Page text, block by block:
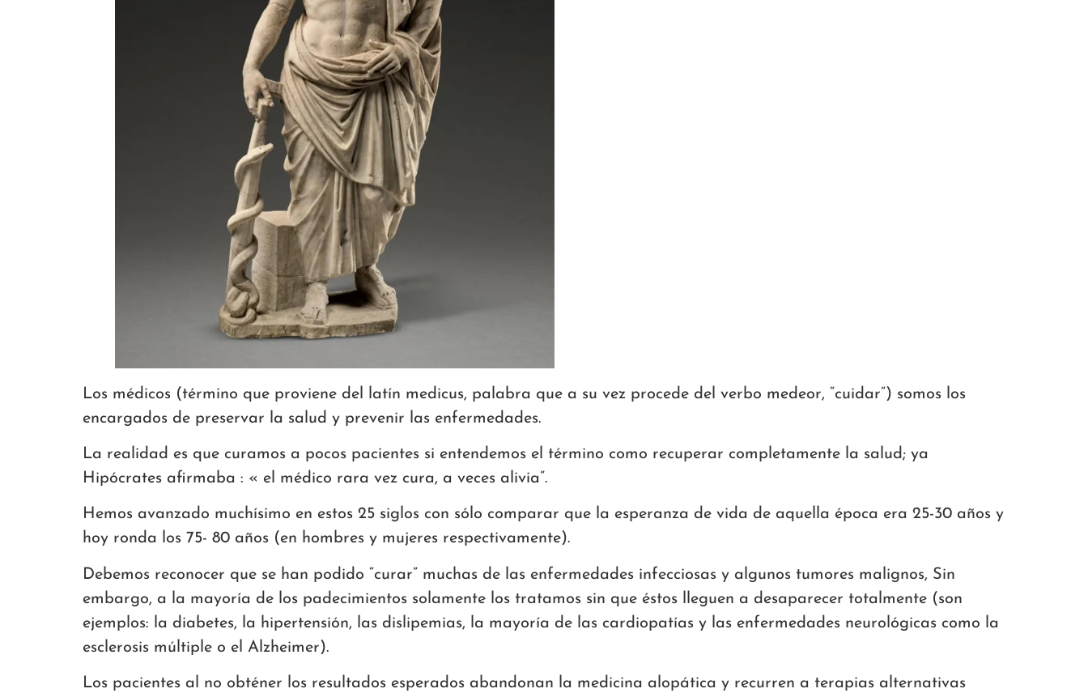
Los médicos (término que proviene del latín medicus, palabra que a su vez procede del verbo medeor, “cuidar”) somos los
encargados de preservar la salud y prevenir las enfermedades.
La realidad es que curamos a pocos pacientes si entendemos el término como recuperar completamente la salud; ya
Hipócrates afirmaba : « el médico rara vez cura, a veces alivia”.
Hemos avanzado muchísimo en estos 25 siglos con sólo comparar que la esperanza de vida de aquella época era 25-30 años y
hoy ronda los 75- 80 años (en hombres y mujeres respectivamente).
Debemos reconocer que se han podido “curar” muchas de las enfermedades infecciosas y algunos tumores malignos, Sin
embargo, a la mayoría de los padecimientos solamente los tratamos sin que éstos lleguen a desaparecer totalmente (son
ejemplos: la diabetes, la hipertensión, las dislipemias, la mayoría de las cardiopatías y las enfermedades neurológicas como la
esclerosis múltiple o el Alzheimer).
Los pacientes al no obténer los resultados esperados abandonan la medicina alopática y recurren a terapias alternativas